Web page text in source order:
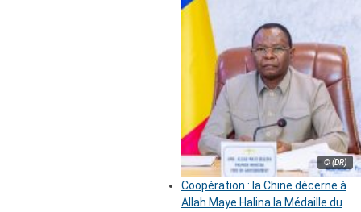
© (DR)
Coopération : la Chine décerne à
Allah Maye Halina la Médaille du